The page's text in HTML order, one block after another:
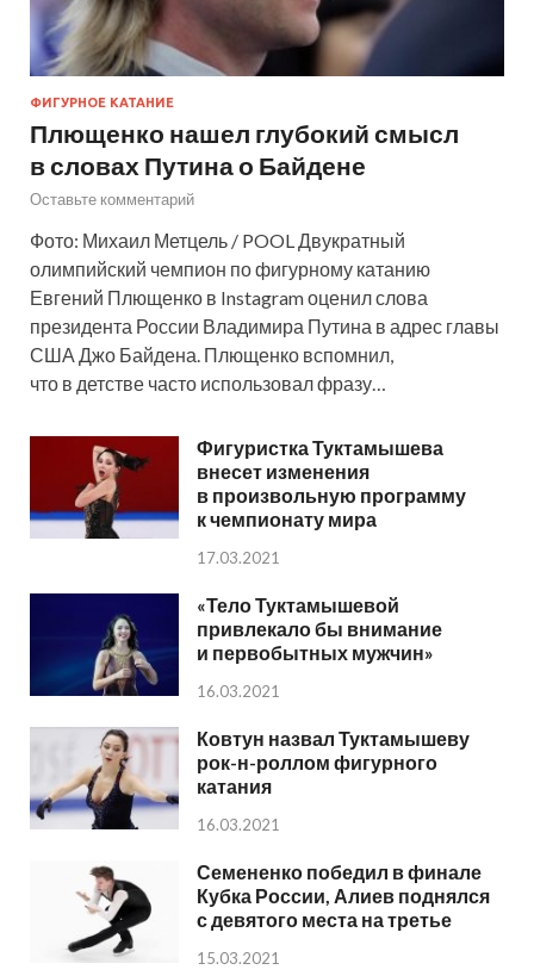
ФИГУРНОЕ КАТАНИЕ
Плющенко нашел глубокий смысл
в словах Путина о Байдене
Оставьте комментарий
Фото: Михаил Метцель / POOL Двукратный
олимпийский чемпион по фигурному катанию
Евгений Плющенко в Instagram оценил слова
президента России Владимира Путина в адрес главы
США Джо Байдена. Плющенко вспомнил,
что в детстве часто использовал фразу…
Фигуристка Туктамышева
внесет изменения
в произвольную программу
к чемпионату мира
17.03.2021
«Тело Туктамышевой
привлекало бы внимание
и первобытных мужчин»
16.03.2021
Ковтун назвал Туктамышеву
рок-н-роллом фигурного
катания
16.03.2021
Семененко победил в финале
Кубка России, Алиев поднялся
с девятого места на третье
15.03.2021